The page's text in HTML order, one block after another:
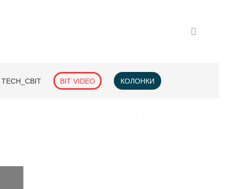
TECH_СВІТ BIT VIDEO КОЛОНКИ